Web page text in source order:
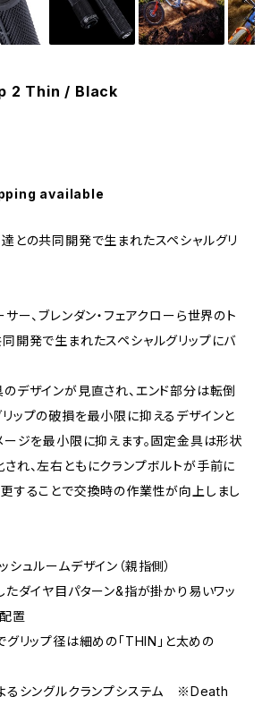
2 Thin / Black
available
との共同開発で生まれたスペシャルグリ
ー、ブレンダン・フェアクローら世界のト
開発で生まれたスペシャルグリップにバ
デザインが見直され、エンド部分は転倒
ップの破損を最小限に抑えるデザインと
ージを最小限に抑えます。固定金具は形状
れ、左右ともにクランプボルトが手前に
することで交換時の作業性が向上しまし
ュルームデザイン（親指側）
ダイヤ目パターン&指が掛かり易いワッ
置
リップ径は細めの「THIN」と太めの
るシングルクランプシステム ※Death